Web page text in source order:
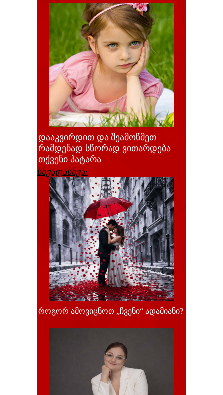
დააკვირდით და შეამოწმეთ
რამდენად სწორად ვითარდება
თქვენი პატარა
სხვადასხვა:
როგორ ამოვიცნოთ „ჩვენი“ ადამიანი?